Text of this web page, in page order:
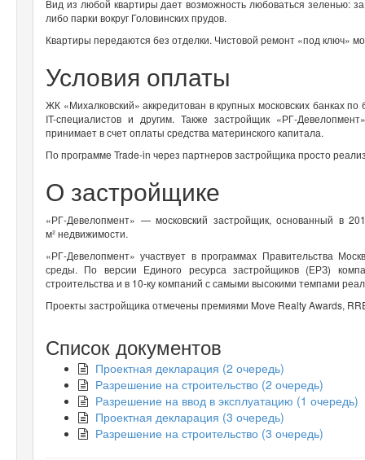
Вид из любой квартиры дает возможность любоваться зеленью:
либо парки вокруг Головинских прудов.
Квартиры передаются без отделки. Чистовой ремонт «под ключ»
Условия оплаты
ЖК «Михалковский» аккредитован в крупных московских банках
IT-специалистов и другим. Также застройщик «РГ-
принимает в счет оплаты средства материнского капитала.
По программе Trade-in через партнеров застройщика просто
О застройщике
«РГ-Девелопмент» — московский застройщик, основанный в
м² недвижимости.
«РГ-Девелопмент» участвует в программах Правительства
среды. По версии Единого ресурса застройщиков (ЕРЗ)
строительства и в 10-ку компаний с самыми высокими темпами
Проекты застройщика отмечены премиями Move Realty Awards,
Список документов
Проектная декларация (2 очередь)
Разрешение на строительство (2 очередь)
Разрешение на ввод в эксплуатацию (1 очередь)
Проектная декларация (3 очередь)
Разрешение на строительство (3 очередь)